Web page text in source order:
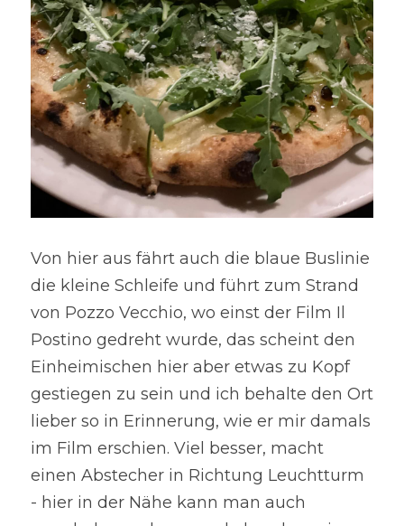
Von hier aus fährt auch die blaue Buslinie
die kleine Schleife und führt zum Strand
von Pozzo Vecchio, wo einst der Film Il
Postino gedreht wurde, das scheint den
Einheimischen hier aber etwas zu Kopf
gestiegen zu sein und ich behalte den Ort
lieber so in Erinnerung, wie er mir damals
im Film erschien. Viel besser, macht
einen Abstecher in Richtung Leuchtturm
- hier in der Nähe kann man auch